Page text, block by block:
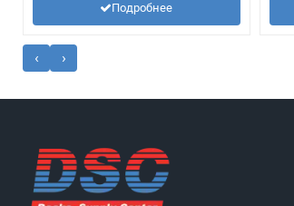
Подробнее
‹ ›